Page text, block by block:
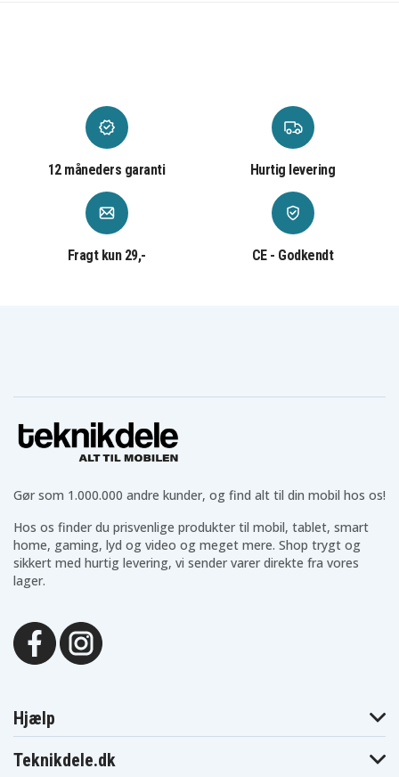
12 måneders garanti Hurtig levering
Fragt kun 29,- CE - Godkendt
Gør som 1.000.000 andre kunder, og find alt til din mobil hos os!
Hos os finder du prisvenlige produkter til mobil, tablet, smart
home, gaming, lyd og video og meget mere. Shop trygt og
sikkert med hurtig levering, vi sender varer direkte fra vores
lager.
Hjælp
Teknikdele.dk